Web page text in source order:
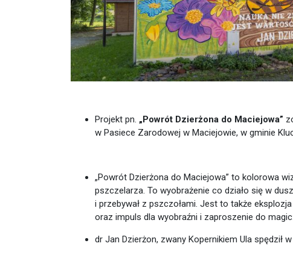
Projekt pn. „Powrót Dzierżona do Maciejowa”
w Pasiece Zarodowej w Maciejowie, w gminie
„Powrót Dzierżona do Maciejowa” to kolorowa
pszczelarza. To wyobrażenie co działo się w
i przebywał z pszczołami. Jest to także
oraz impuls dla wyobraźni i zaproszenie do
dr Jan Dzierżon, zwany Kopernikiem Ula spędził